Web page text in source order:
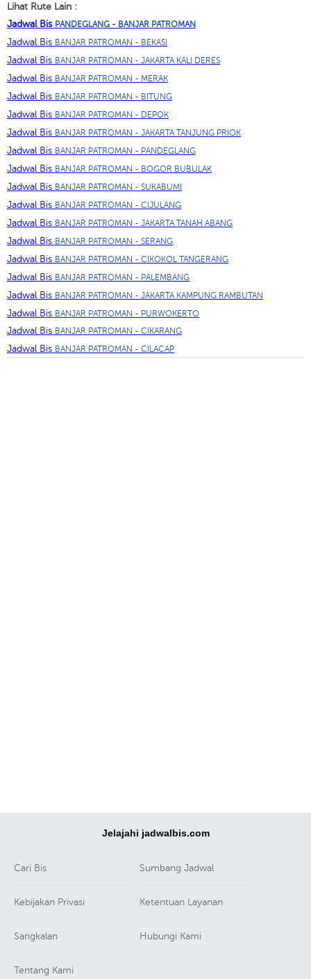
Lihat Rute Lain :
Jadwal Bis PANDEGLANG - BANJAR PATROMAN
Jadwal Bis BANJAR PATROMAN - BEKASI
Jadwal Bis BANJAR PATROMAN - JAKARTA KALI DERES
Jadwal Bis BANJAR PATROMAN - MERAK
Jadwal Bis BANJAR PATROMAN - BITUNG
Jadwal Bis BANJAR PATROMAN - DEPOK
Jadwal Bis BANJAR PATROMAN - JAKARTA TANJUNG PRIOK
Jadwal Bis BANJAR PATROMAN - PANDEGLANG
Jadwal Bis BANJAR PATROMAN - BOGOR BUBULAK
Jadwal Bis BANJAR PATROMAN - SUKABUMI
Jadwal Bis BANJAR PATROMAN - CIJULANG
Jadwal Bis BANJAR PATROMAN - JAKARTA TANAH ABANG
Jadwal Bis BANJAR PATROMAN - SERANG
Jadwal Bis BANJAR PATROMAN - CIKOKOL TANGERANG
Jadwal Bis BANJAR PATROMAN - PALEMBANG
Jadwal Bis BANJAR PATROMAN - JAKARTA KAMPUNG RAMBUTAN
Jadwal Bis BANJAR PATROMAN - PURWOKERTO
Jadwal Bis BANJAR PATROMAN - CIKARANG
Jadwal Bis BANJAR PATROMAN - CILACAP
Jelajahi jadwalbis.com
Cari Bis Sumbang Jadwal
Kebijakan Privasi Ketentuan Layanan
Sangkalan Hubungi Kami
Tentang Kami